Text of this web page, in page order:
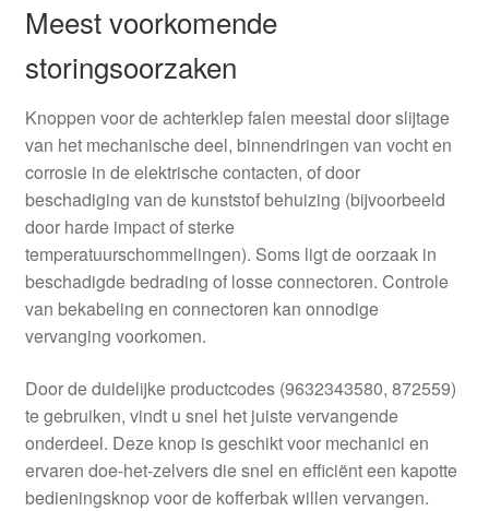
Meest voorkomende
storingsoorzaken
Knoppen voor de achterklep falen meestal door slijtage
van het mechanische deel, binnendringen van vocht en
corrosie in de elektrische contacten, of door
beschadiging van de kunststof behuizing (bijvoorbeeld
door harde impact of sterke
temperatuurschommelingen). Soms ligt de oorzaak in
beschadigde bedrading of losse connectoren. Controle
van bekabeling en connectoren kan onnodige
vervanging voorkomen.
Door de duidelijke productcodes (9632343580, 872559)
te gebruiken, vindt u snel het juiste vervangende
onderdeel. Deze knop is geschikt voor mechanici en
ervaren doe‑het‑zelvers die snel en efficiënt een kapotte
bedieningsknop voor de kofferbak willen vervangen.